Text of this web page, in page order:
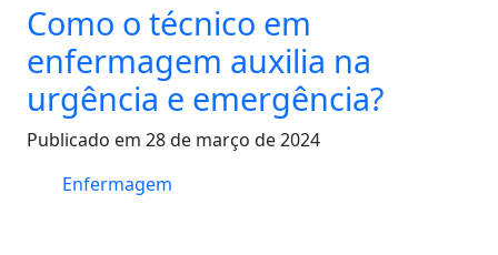
Como o técnico em
enfermagem auxilia na
urgência e emergência?
Publicado em 28 de março de 2024
Enfermagem